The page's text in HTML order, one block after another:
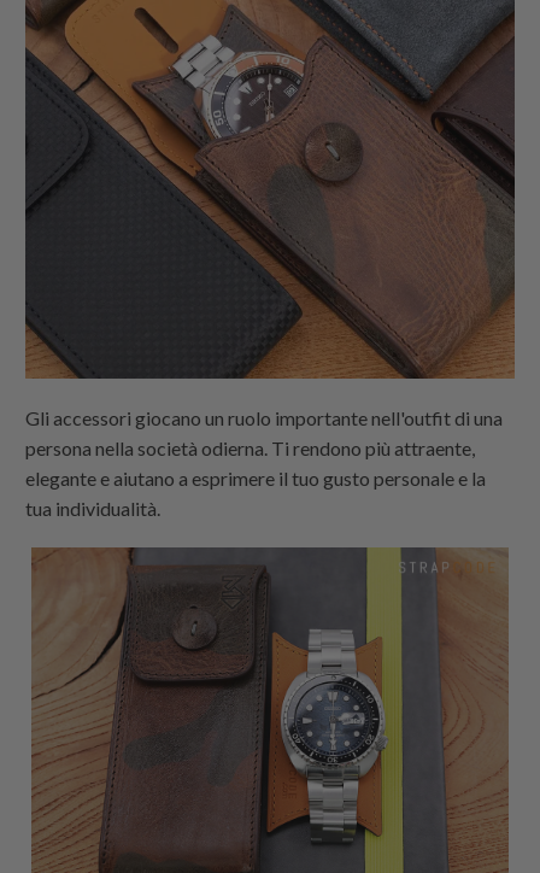
Gli accessori giocano un ruolo importante nell'outfit di una
persona nella società odierna. Ti rendono più attraente,
elegante e aiutano a esprimere il tuo gusto personale e la
tua individualità.